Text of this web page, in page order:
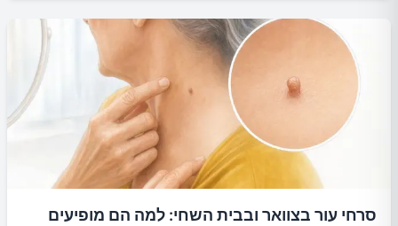
סרחי עור בצוואר ובבית השחי: למה הם מופיעים